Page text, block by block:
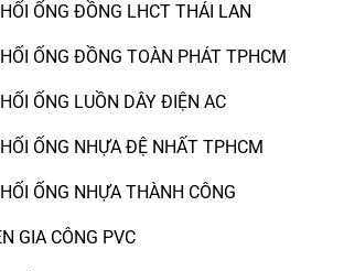
ỐNG ĐỒNG LHCT THÁI LAN
ỐNG ĐỒNG TOÀN PHÁT TPHCM
ỐNG LUỒN DÂY ĐIỆN AC
ỐNG NHỰA ĐỆ NHẤT TPHCM
ỐNG NHỰA THÀNH CÔNG
GIA CÔNG PVC